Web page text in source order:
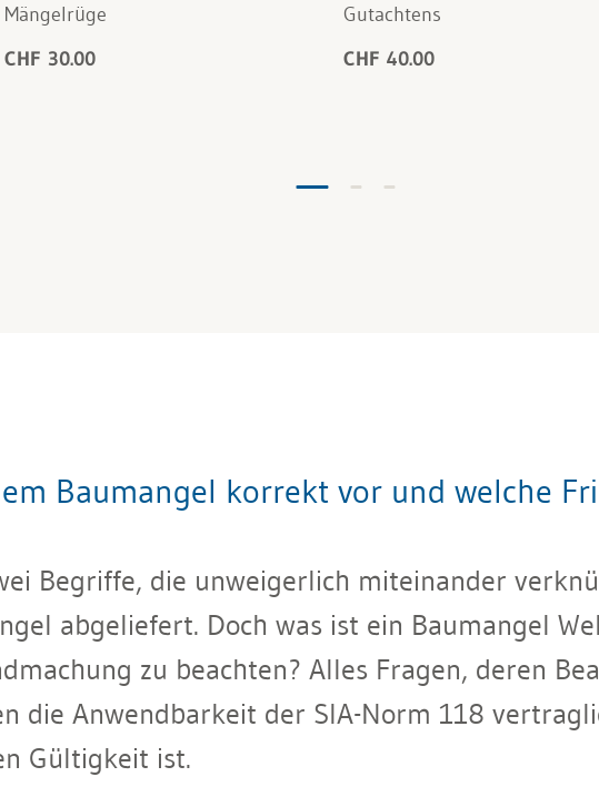
Mängelrüge
CHF 30.00
Gutachtens
CHF 40.00
Baumangel korrekt vor und welche
Begriffe, die unweigerlich miteinander
abgeliefert. Doch was ist ein Baumangel
zu beachten? Alles Fragen, deren
die Anwendbarkeit der SIA-Norm 118
Gültigkeit ist.